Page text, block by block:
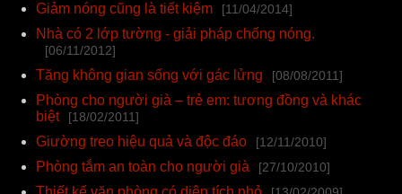
Giảm nóng cũng là tiết kiệm [11/04/2014]
Nhà có 2 lớp tường - giải pháp chống nóng.
[06/11/2012]
Tăng không gian sống với gác lửng [08/08/2011]
Phòng cho người già – trẻ em: tương đồng và khác
biệt
[18/02/2011]
Giường treo hiệu quả và độc đáo [12/11/2010]
Phòng tắm an toàn cho người già [27/10/2010]